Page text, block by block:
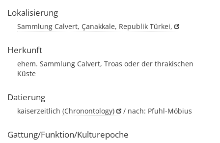
Lokalisierung
Sammlung Calvert, Çanakkale, Republik Türkei,
Herkunft
ehem. Sammlung Calvert, Troas oder der thrakischen
Küste
Datierung
kaiserzeitlich (Chronontology) / nach: Pfuhl-Möbius
Gattung/Funktion/Kulturepoche